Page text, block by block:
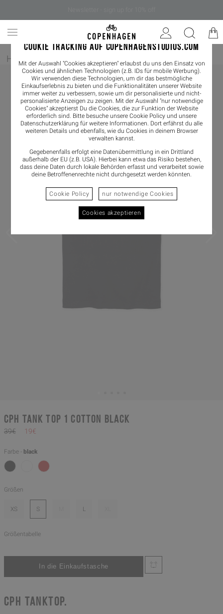
COOKIE TRACKING AUF COPENHAGENSTUDIOS.COM
Mit der Auswahl "Cookies akzeptieren" erlaubst du uns den Einsatz von
Cookies und ähnlichen Technologien (z.B. IDs für mobile Werbung).
Wir verwenden diese Technologien, um dir das bestmögliche
Einkaufserlebnis zu bieten und die Funktionalitäten unserer Website
immer weiter zu verbessern, sowie um dir personalisierte und nicht-
personalisierte Anzeigen zu zeigen. Mit der Auswahl "nur notwendige
Cookies" akzeptierst Du die Cookies, die zur Funktion der Website
erforderlich sind. Bitte besuche unsere Cookie Policy und unsere
Datenschutzerklärung für weitere Informationen. Dort erfährst du alle
weiteren Details und ebenfalls, wie du Cookies in deinem Browser
verwalten kannst.
Gegebenenfalls erfolgt eine Datenübermittlung in ein Drittland
außerhalb der EU (z.B. USA). Hierbei kann etwa das Risiko bestehen,
dass deine Daten durch lokale Behörden erfasst und verarbeitet sowie
deine Betroffenenrechte nicht durchgesetzt werden könnten.
Cookie Policy nur notwendige Cookies
Cookies akzeptieren
Home / Bekleidung Shirts & Blouses Tank Top
CPH TANK TOP 1 cotton black
39€ 19€
Farbe - black
Größen
XS S L
Größentabelle
CPH TANKTOP.